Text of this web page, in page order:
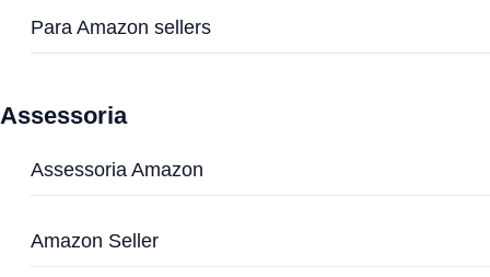
Para Amazon sellers
Assessoria
Assessoria Amazon
Amazon Seller